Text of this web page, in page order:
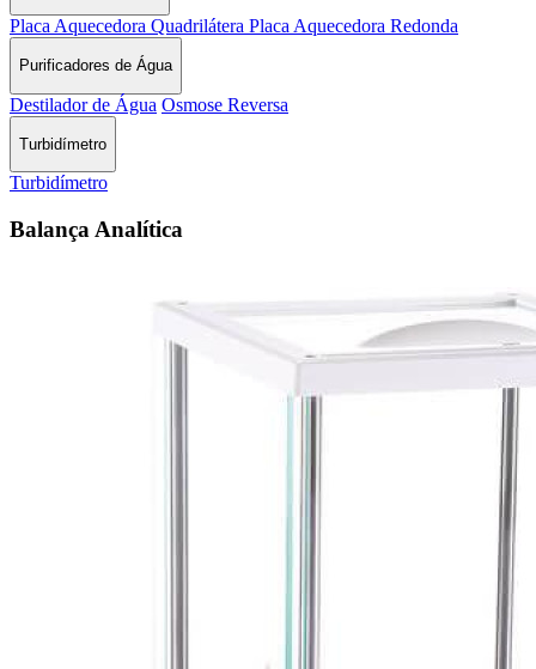
Placa Aquecedora Quadrilátera Placa Aquecedora Redonda
Purificadores de Água
Destilador de Água Osmose Reversa
Turbidímetro
Turbidímetro
Balança Analítica